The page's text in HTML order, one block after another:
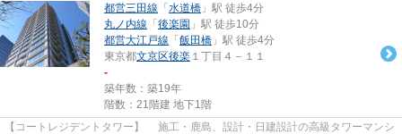
都営三田線 「 水道橋 」駅 徒歩4分
丸ノ内線 「 後楽園 」駅 徒歩10分
都営大江戸線 「 飯田橋 」駅 徒歩4分
東京都文京区後楽 １丁目４－１１
-
築年数：築19年
階数：21階建 地下1階
【コートレジデントタワー】 施工・鹿島、設計・日建設計の高級タワーマンシ